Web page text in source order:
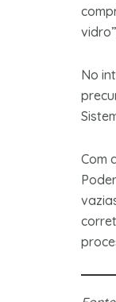
No
Com